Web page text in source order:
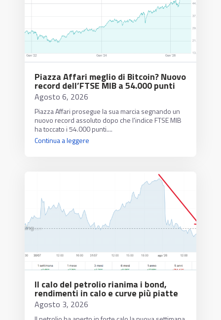
Piazza Affari meglio di Bitcoin? Nuovo
record dell’FTSE MIB a 54.000 punti
Agosto 6, 2026
Piazza Affari prosegue la sua marcia segnando un
nuovo record assoluto dopo che l'indice FTSE MIB
ha toccato i 54.000 punti....
Continua a leggere
Il calo del petrolio rianima i bond,
rendimenti in calo e curve più piatte
Agosto 3, 2026